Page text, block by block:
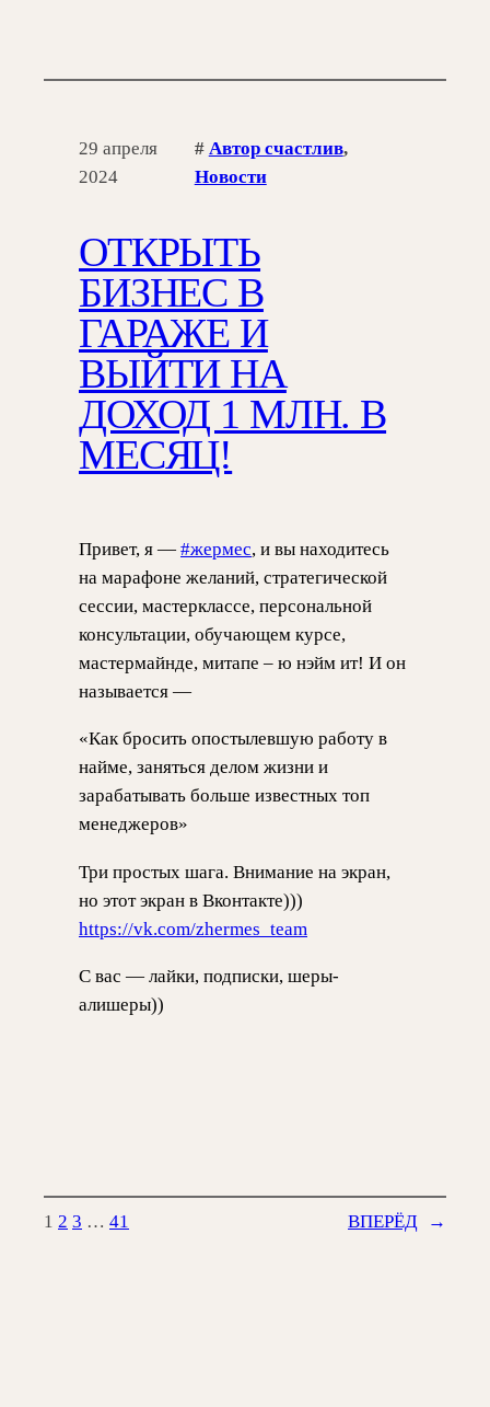
29 апреля
2024
# Автор счастлив ,
Новости
ОТКРЫТЬ
БИЗНЕС В
ГАРАЖЕ И
ВЫЙТИ НА
ДОХОД 1 МЛН. В
МЕСЯЦ!
Привет, я — #жермес, и вы находитесь
на марафоне желаний, стратегической
сессии, мастерклассе, персональной
консультации, обучающем курсе,
мастермайнде, митапе – ю нэйм ит! И он
называется —
«Как бросить опостылевшую работу в
найме, заняться делом жизни и
зарабатывать больше известных топ
менеджеров»
Три простых шага. Внимание на экран,
но этот экран в Вконтакте)))
https://vk.com/zhermes_team
С вас — лайки, подписки, шеры-
алишеры))
1 2 3 … 41 ВПЕРЁД →